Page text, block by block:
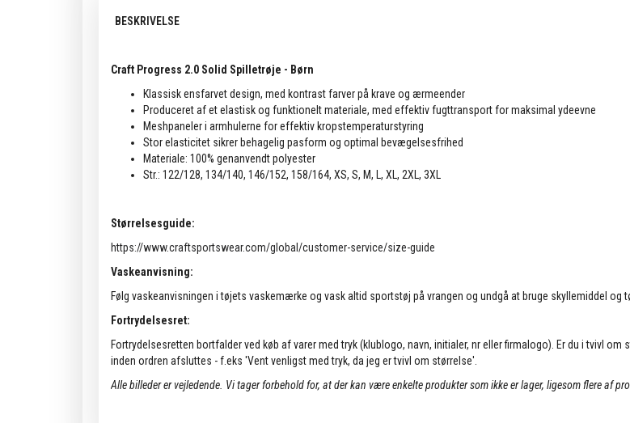
BESKRIVELSE
Craft Progress 2.0 Solid Spilletrøje - Børn
Klassisk ensfarvet design, med kontrast farver på krave og ærmeender
Produceret af et elastisk og funktionelt materiale, med effektiv fugttransport for maksimal ydeevne
Meshpaneler i armhulerne for effektiv kropstemperaturstyring
Stor elasticitet sikrer behagelig pasform og optimal bevægelsesfrihed
Materiale: 100% genanvendt polyester
Str.: 122/128, 134/140, 146/152, 158/164, XS, S, M, L, XL, 2XL, 3XL
Størrelsesguide:
https://www.craftsportswear.com/global/customer-service/size-guide
Vaskeanvisning:
Følg vaskeanvisningen i tøjets vaskemærke og vask altid sportstøj på vrangen og undgå at bruge skyllemiddel og
Fortrydelsesret:
Fortrydelsesretten bortfalder ved køb af varer med tryk (klublogo, navn, initialer, nr eller firmalogo). Er du i tvivl
inden ordren afsluttes - f.eks 'Vent venligst med tryk, da jeg er tvivl om størrelse'.
Alle billeder er vejledende. Vi tager forbehold for, at der kan være enkelte produkter som ikke er lager, ligesom flere af